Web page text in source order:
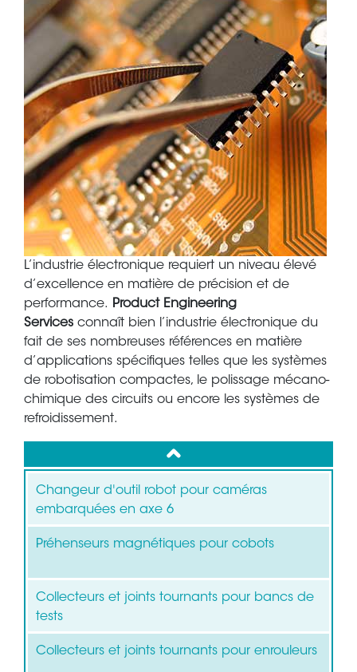
Body
L’industrie électronique requiert un niveau élevé
d’excellence en matière de précision et de
performance. Product Engineering
Services connaît bien l’industrie électronique du
fait de ses nombreuses références en matière
d’applications spécifiques telles que les systèmes
de robotisation compactes, le polissage mécano-
chimique des circuits ou encore les systèmes de
refroidissement.
up
Changeur d'outil robot pour caméras
embarquées en axe 6
Préhenseurs magnétiques pour cobots
Collecteurs et joints tournants pour bancs de
tests
Collecteurs et joints tournants pour enrouleurs